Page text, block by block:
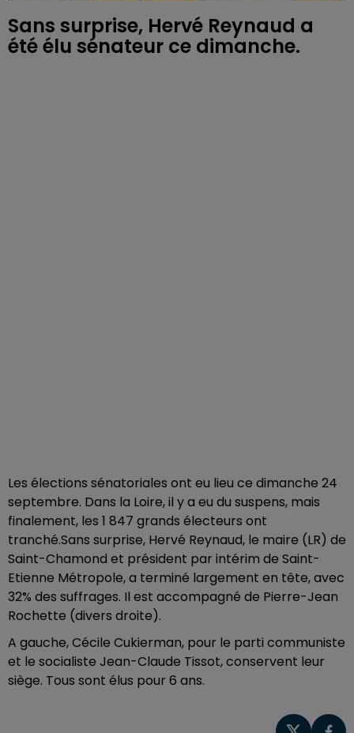
Sans surprise, Hervé Reynaud a
été élu sénateur ce dimanche.
Les élections sénatoriales ont eu lieu ce dimanche 24
septembre. Dans la Loire, il y a eu du suspens, mais
finalement, les 1 847 grands électeurs ont
tranché.Sans surprise, Hervé Reynaud, le maire (LR) de
Saint-Chamond et président par intérim de Saint-
Etienne Métropole, a terminé largement en tête, avec
32% des suffrages. Il est accompagné de Pierre-Jean
Rochette (divers droite).
A gauche, Cécile Cukierman, pour le parti communiste
et le socialiste Jean-Claude Tissot, conservent leur
siège. Tous sont élus pour 6 ans.